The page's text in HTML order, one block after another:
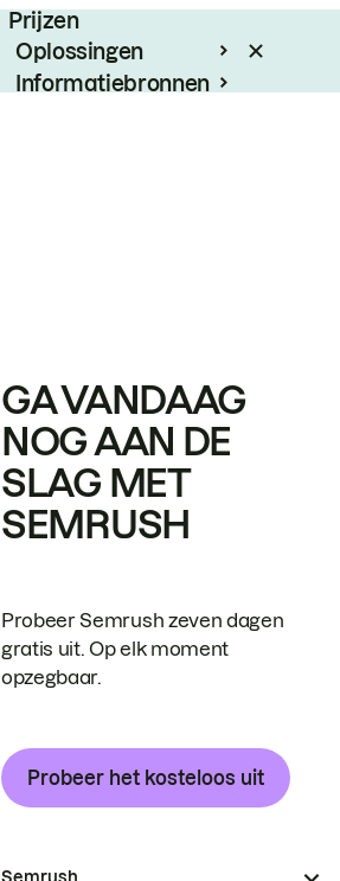
Prijzen
Oplossingen
Informatiebronnen
GA VANDAAG
NOG AAN DE
SLAG MET
SEMRUSH
Probeer Semrush zeven dagen
gratis uit. Op elk moment
opzegbaar.
Probeer het kosteloos uit